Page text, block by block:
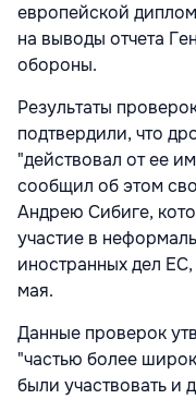
европейской
на выводы отчета
обороны.
Результаты
подтвердили, что
"действовал от ее
сообщил об этом
Андрею Сибиге,
участие в
иностранных дел
мая.
Данные проверок
"частью более
были участвовать и